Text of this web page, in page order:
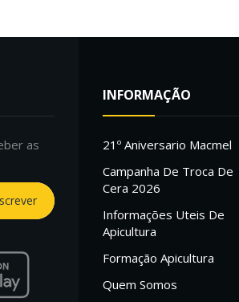
as
INFORMAÇÃO
21º Aniversario Macmel
Campanha De Troca De
Cera 2026
Informações Uteis De
Apicultura
Formação Apicultura
Quem Somos